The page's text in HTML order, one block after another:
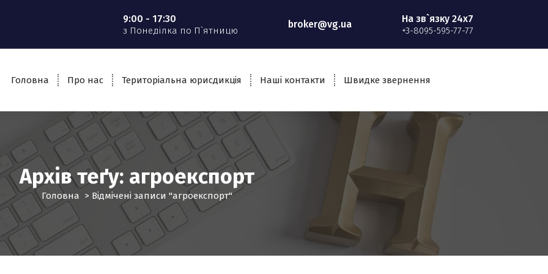
9:00 - 17:30
з Понеділка по П`ятницю
broker@vg.ua На зв`язку 24x7
+3-8095-595-77-77
Головна Про нас Територіальна юрисдикція Наші контакти Швидке звернення
Архів теґу: агроекспорт
Головна > Відмічені записи "агроекспорт"